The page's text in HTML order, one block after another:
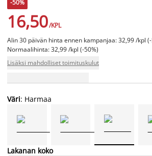
-50%
16,50/KPL
Alin 30 päivän hinta ennen kampanjaa: 32,99 /kpl
Normaalihinta: 32,99 /kpl (-50%)
Lisäksi mahdolliset toimituskulut
Väri: Harmaa
Lakanan koko